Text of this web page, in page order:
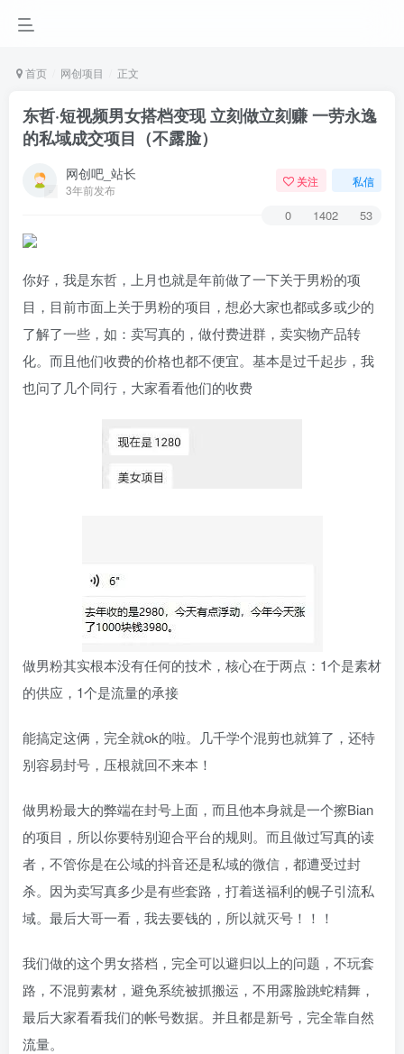
首页 网创项目 正文
东哲·短视频男女搭档变现 立刻做立刻赚 一劳永逸
的私域成交项目（不露脸）
网创吧_站长
3年前发布
关注 私信
0 1402 53
你好，我是东哲，上月也就是年前做了一下关于男粉的项
目，目前市面上关于男粉的项目，想必大家也都或多或少的
了解了一些，如：卖写真的，做付费进群，卖实物产品转
化。而且他们收费的价格也都不便宜。基本是过千起步，我
也问了几个同行，大家看看他们的收费
做男粉其实根本没有任何的技术，核心在于两点：1个是素材
的供应，1个是流量的承接
能搞定这俩，完全就ok的啦。几千学个混剪也就算了，还特
别容易封号，压根就回不来本！
做男粉最大的弊端在封号上面，而且他本身就是一个擦Bian
的项目，所以你要特别迎合平台的规则。而且做过写真的读
者，不管你是在公域的抖音还是私域的微信，都遭受过封
杀。因为卖写真多少是有些套路，打着送福利的幌子引流私
域。最后大哥一看，我去要钱的，所以就灭号！！！
我们做的这个男女搭档，完全可以避归以上的问题，不玩套
路，不混剪素材，避免系统被抓搬运，不用露脸跳蛇精舞，
最后大家看看我们的帐号数据。并且都是新号，完全靠自然
流量。